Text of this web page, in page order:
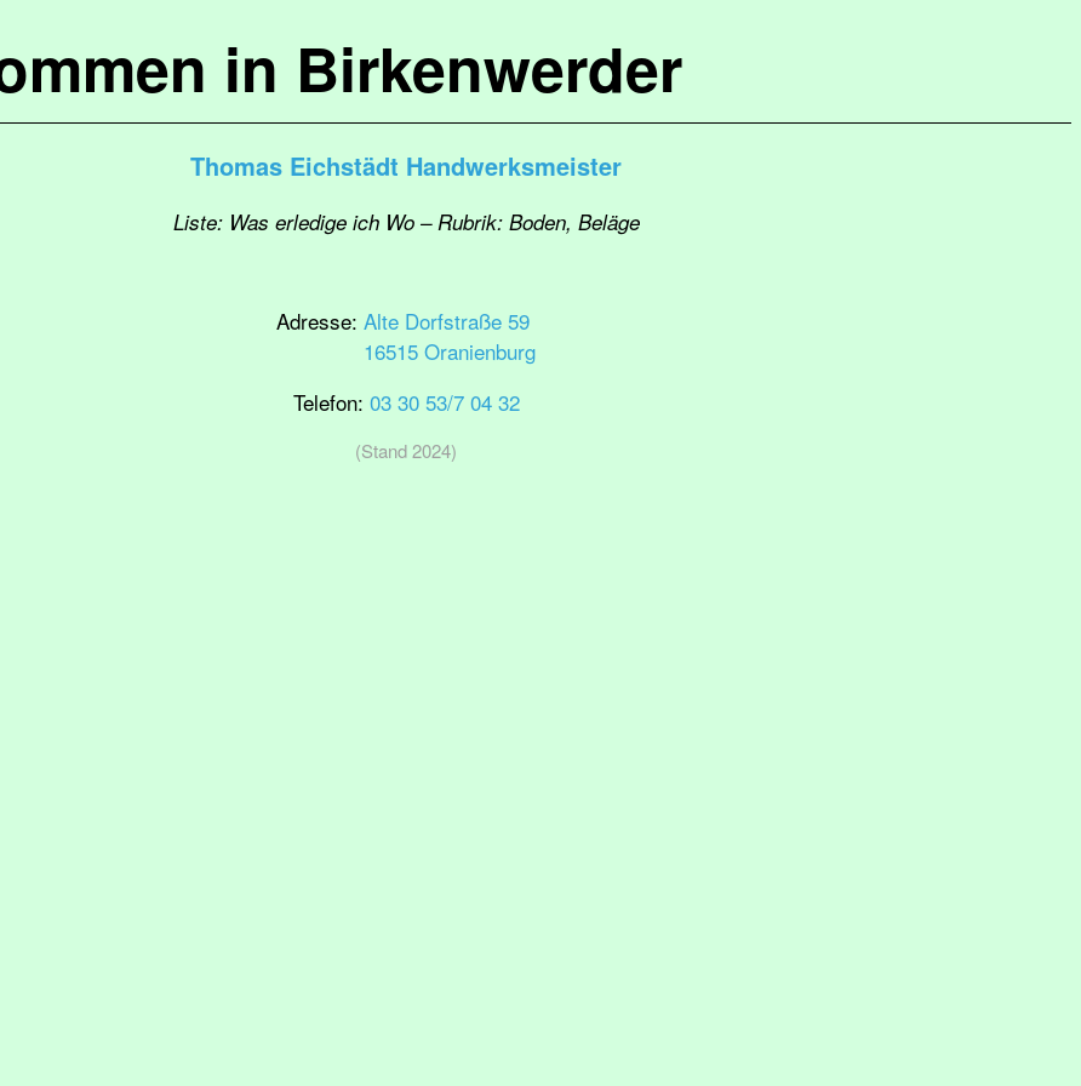
in Birkenwerder
Thomas Eichstädt Handwerksmeister
Liste: Was erledige ich Wo – Rubrik: Boden, Beläge
Adresse: Alte Dorfstraße 59
16515 Oranienburg
Telefon: 03 30 53/7 04 32
(Stand 2024)